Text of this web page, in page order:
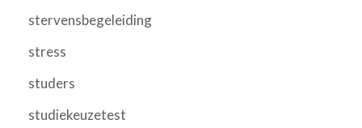
stervensbegeleiding
stress
studers
studiekeuzetest